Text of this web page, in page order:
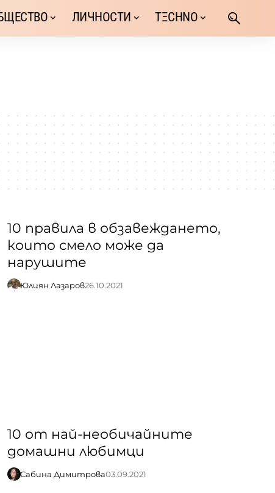
ЛИЧНОСТИ TΞCHNO
10 правила в обзавеждането,
които смело може да
нарушите
Юлиян Лазаров26.10.2021
10 от най-необичайните
домашни любимци
Сабина Димитрова03.09.2021